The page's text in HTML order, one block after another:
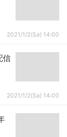
2021/1/2(Sa) 14:00
信
2021/1/2(Sa) 14:00